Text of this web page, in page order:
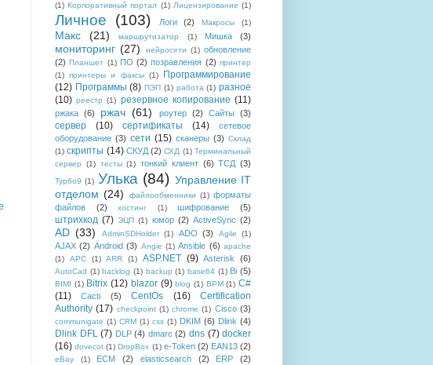
(1) Корпоративный портал (1) Лицензирование (1)
Личное (103) Логи (2) Макросы (1)
Макс (21) маршрутизатор (1) Мишка (3)
мониторинг (27) нейросети (1) обновление
(2) Планшет (1) ПО (2) позравления (2) принтер
(1) принтеры и факсы (1)
Программирование
(12) Программы (8) ПЭП (1) работа (1) разное
(10) реестр (1) резервное копирование (11)
ржака (6) ржач (61) роутер (2) Сайты (3)
сервер (10) сертификаты (14)
сетевое
оборудование (3) сети (15) сканеры (3) Склад
(1) скрипты (14) СКУД (2) СХД (1) Терминальный
сервер
(1) тесты (1) тонкий клиент (6) ТСД (3)
Турбо9 (1) Улька (84) Управление IT
отделом (24) файлообменники (1) форматы
файлов
(2) хостинг (1) шифрование (5)
штрихкод (7) ЭЦП (1) юмор (2) ActiveSync (2)
AD (33) AdminSDHolder (1) ADO (3) Agile (1)
AJAX (2) Android (3) Angie (1) Ansible (6) apache
(1)
APC (1) ARR (1) ASP.NET (9) Asterisk (6)
AutoCad (1) backlog (1) backup (1) base64 (1) Bi (5)
BIMI (1) Bitrix (12) blazor (9) blog (1) BPM (1) C#
(11)
Cacti (5) CentOs (16)
Certification
Authority (17) checkpoint (1) chrome (1) Cisco (3)
communigate (1) CRM (1) css (1) DKIM (6) Dlink (4)
Dlink DFL (7) DLP (4) dmarc (2) dns (7) docker
(16) dovecot (1) DropBox (1) e-Token (2) EAN13 (2)
eBay (1) ECM (2) elasticsearch (2) ERP
(2)